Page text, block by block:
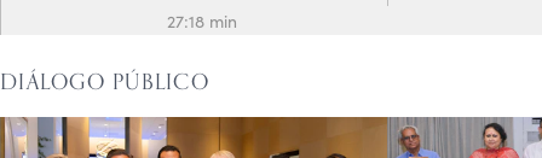
27:18 min
DIÁLOGO PÚBLICO